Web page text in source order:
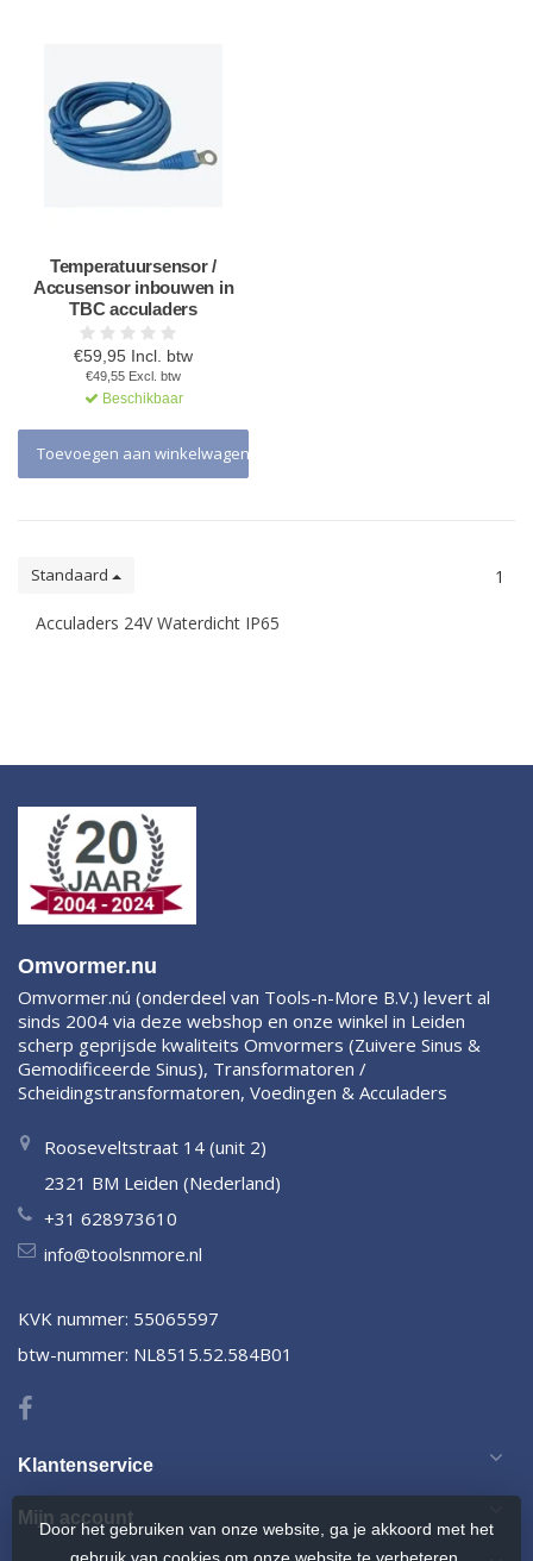
Temperatuursensor /
Accusensor inbouwen in
TBC acculaders
€59,95 Incl. btw
€49,55 Excl. btw
Beschikbaar
Toevoegen aan winkelwagen
Standaard 1
Acculaders 24V Waterdicht IP65
Omvormer.nu
Omvormer.nú (onderdeel van Tools-n-More B.V.) levert al
sinds 2004 via deze webshop en onze winkel in Leiden
scherp geprijsde kwaliteits Omvormers (Zuivere Sinus &
Gemodificeerde Sinus), Transformatoren /
Scheidingstransformatoren, Voedingen & Acculaders
Rooseveltstraat 14 (unit 2)
2321 BM Leiden (Nederland)
+31 628973610
info@toolsnmore.nl
KVK nummer: 55065597
btw-nummer: NL8515.52.584B01
Klantenservice
Mijn account
Door het gebruiken van onze website, ga je akkoord met het